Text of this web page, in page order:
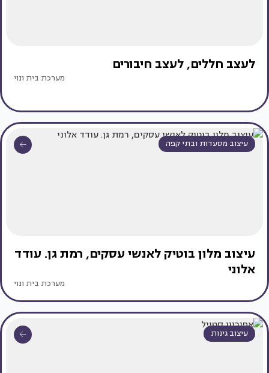
לעצב חללים, לעצב חיבורים
מערכת בית ונוי
עיצוב מסעדות ובתי קפה
עיצוב מלון בוטיק לאנשי עסקים, רמת גן. עודד
אלוני
מערכת בית ונוי
עיצוב גינות